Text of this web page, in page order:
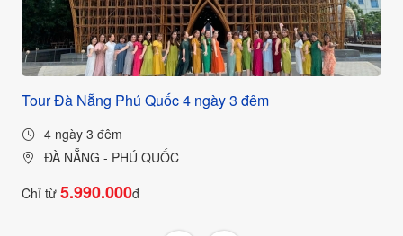
Tour Đà Nẵng Phú Quốc 4 ngày 3 đêm
4 ngày 3 đêm
ĐÀ NẴNG - PHÚ QUỐC
Chỉ từ 5.990.000đ